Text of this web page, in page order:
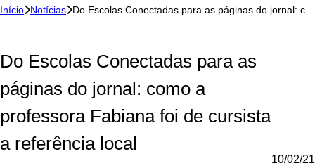
Início Notícias
Do Escolas Conectadas para as
páginas do jornal: como a
professora Fabiana foi de cursista
a referência local
10/02/21